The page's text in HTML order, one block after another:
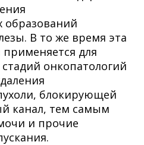
образований
В то же время эта
для
онкопатологий
блокирующей
канал, тем самым
и прочие